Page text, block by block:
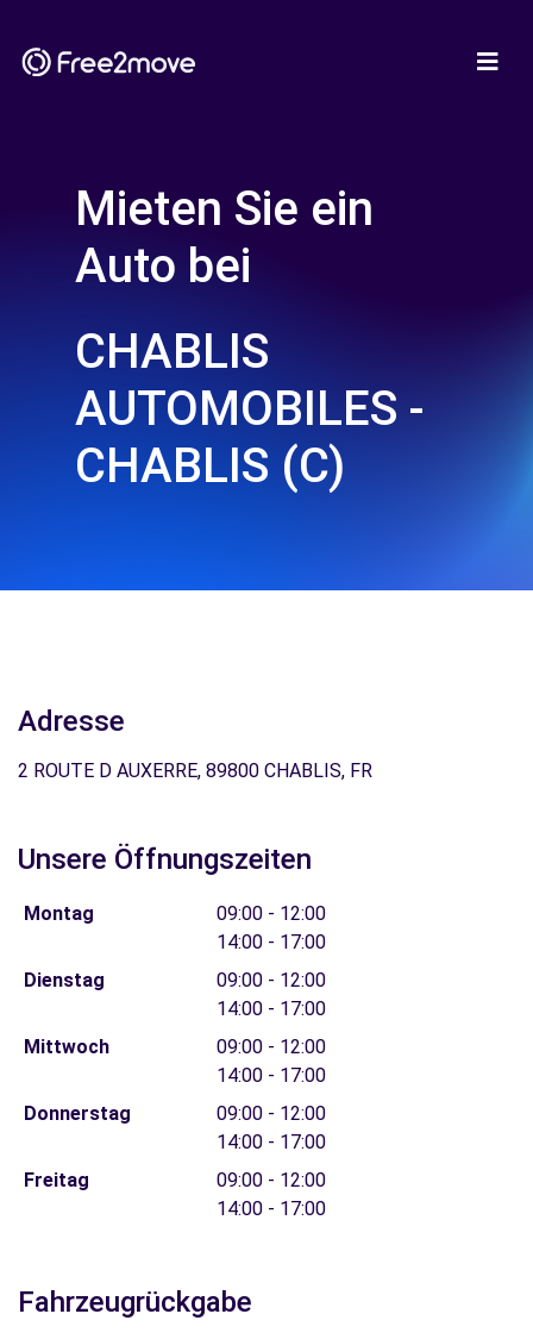
Mieten Sie ein
Auto bei
CHABLIS
AUTOMOBILES -
CHABLIS (C)
Adresse
2 ROUTE D AUXERRE, 89800 CHABLIS, FR
Unsere Öffnungszeiten
Montag
09:00 - 12:00
14:00 - 17:00
Dienstag
09:00 - 12:00
14:00 - 17:00
Mittwoch
09:00 - 12:00
14:00 - 17:00
Donnerstag
09:00 - 12:00
14:00 - 17:00
Freitag
09:00 - 12:00
14:00 - 17:00
Fahrzeugrückgabe